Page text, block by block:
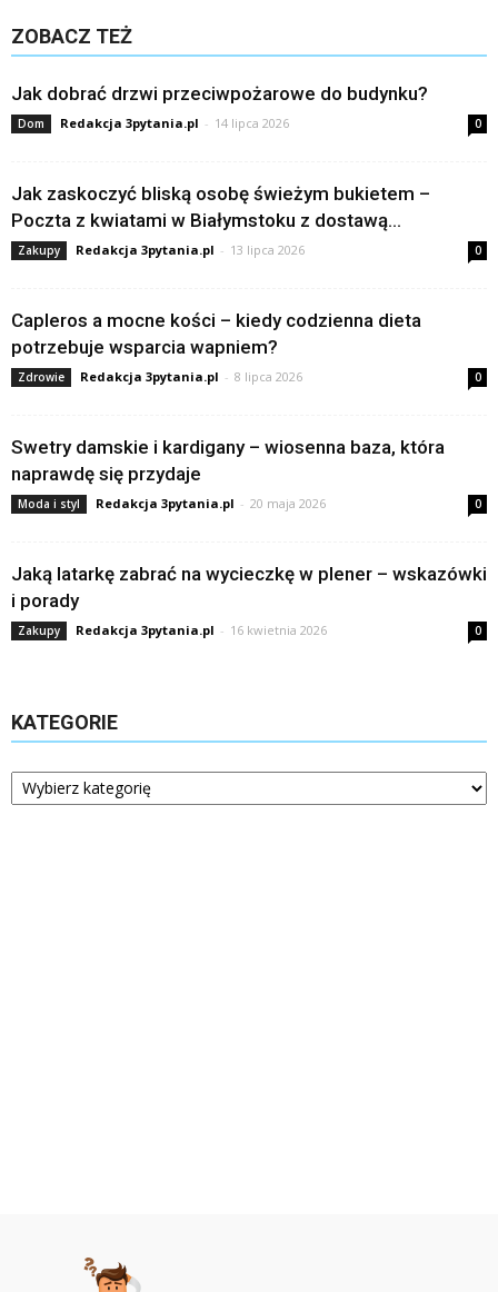
ZOBACZ TEŻ
Jak dobrać drzwi przeciwpożarowe do budynku?
Dom Redakcja 3pytania.pl - 14 lipca 2026 0
Jak zaskoczyć bliską osobę świeżym bukietem –
Poczta z kwiatami w Białymstoku z dostawą...
Zakupy Redakcja 3pytania.pl - 13 lipca 2026 0
Capleros a mocne kości – kiedy codzienna dieta
potrzebuje wsparcia wapniem?
Zdrowie Redakcja 3pytania.pl - 8 lipca 2026 0
Swetry damskie i kardigany – wiosenna baza, która
naprawdę się przydaje
Moda i styl Redakcja 3pytania.pl - 20 maja 2026 0
Jaką latarkę zabrać na wycieczkę w plener – wskazówki
i porady
Zakupy Redakcja 3pytania.pl - 16 kwietnia 2026 0
KATEGORIE
Kategorie